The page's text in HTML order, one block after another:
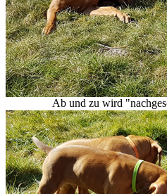
Ab und zu wird